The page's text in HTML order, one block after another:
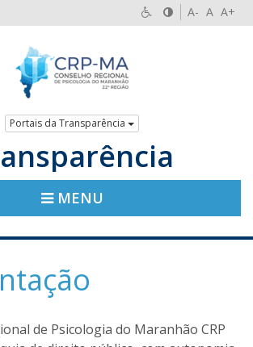
A- A A+
Portais da Transparência
MENU
de Psicologia do Maranhão CRP